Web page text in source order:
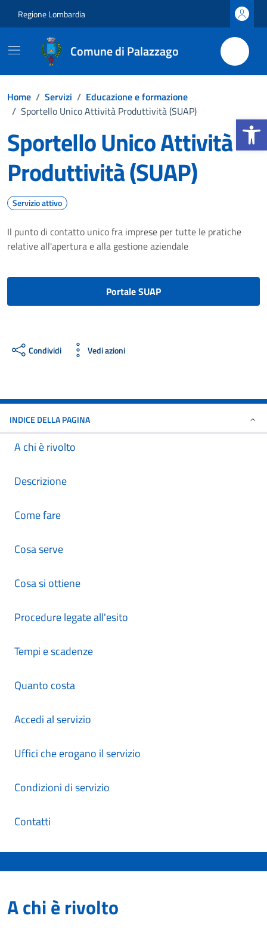
Apri la
Regione Lombardia
Comune di Palazzago
Home / Servizi / Educazione e formazione
/ Sportello Unico Attività Produttività (SUAP)
Sportello Unico Attività
Produttività (SUAP)
Servizio attivo
Il punto di contatto unico fra imprese per tutte le pratiche
relative all'apertura e alla gestione aziendale
Portale SUAP
Condividi Vedi azioni
INDICE DELLA PAGINA
A chi è rivolto
Descrizione
Come fare
Cosa serve
Cosa si ottiene
Procedure legate all'esito
Tempi e scadenze
Quanto costa
Accedi al servizio
Uffici che erogano il servizio
Condizioni di servizio
Contatti
A chi è rivolto